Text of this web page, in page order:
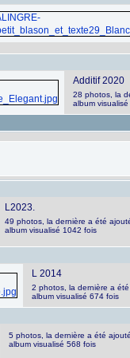
Additif 2020
28 photos, la
album
L2023.
49 photos, la dernière a été
album visualisé 1042 fois
L 2014
2 photos, la dernière a
album visualisé 674 fois
5 photos, la dernière a été
album visualisé 568 fois